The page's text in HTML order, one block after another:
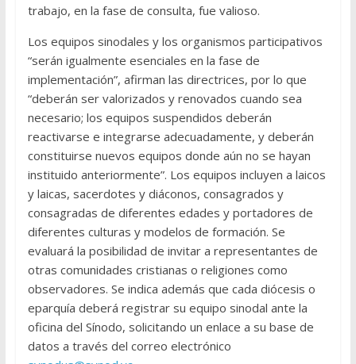
trabajo, en la fase de consulta, fue valioso.
Los equipos sinodales y los organismos participativos
“serán igualmente esenciales en la fase de
implementación”, afirman las directrices, por lo que
“deberán ser valorizados y renovados cuando sea
necesario; los equipos suspendidos deberán
reactivarse e integrarse adecuadamente, y deberán
constituirse nuevos equipos donde aún no se hayan
instituido anteriormente”. Los equipos incluyen a laicos
y laicas, sacerdotes y diáconos, consagrados y
consagradas de diferentes edades y portadores de
diferentes culturas y modelos de formación. Se
evaluará la posibilidad de invitar a representantes de
otras comunidades cristianas o religiones como
observadores. Se indica además que cada diócesis o
eparquía deberá registrar su equipo sinodal ante la
oficina del Sínodo, solicitando un enlace a su base de
datos a través del correo electrónico